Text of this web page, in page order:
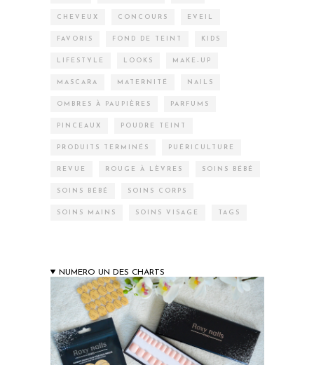
CHEVEUX CONCOURS EVEIL
FAVORIS FOND DE TEINT KIDS
LIFESTYLE LOOKS MAKE-UP
MASCARA MATERNITÉ NAILS
OMBRES À PAUPIÈRES PARFUMS
PINCEAUX POUDRE TEINT
PRODUITS TERMINÉS PUÉRICULTURE
REVUE ROUGE À LÈVRES SOINS BÉBÉ
SOINS BÉBÉ SOINS CORPS
SOINS MAINS SOINS VISAGE TAGS
NUMERO UN DES CHARTS